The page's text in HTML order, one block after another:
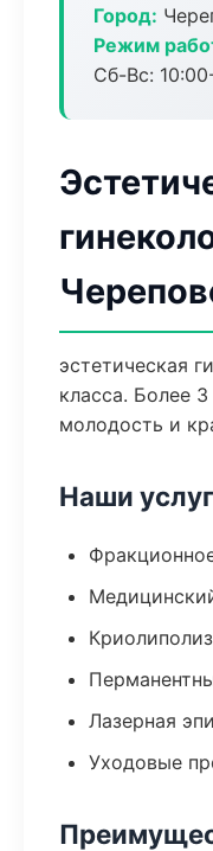
Город:
Режим
Сб-Вс:
эстетическая
класса. Более
молодость и
Наши
Лазерная
Уходовые